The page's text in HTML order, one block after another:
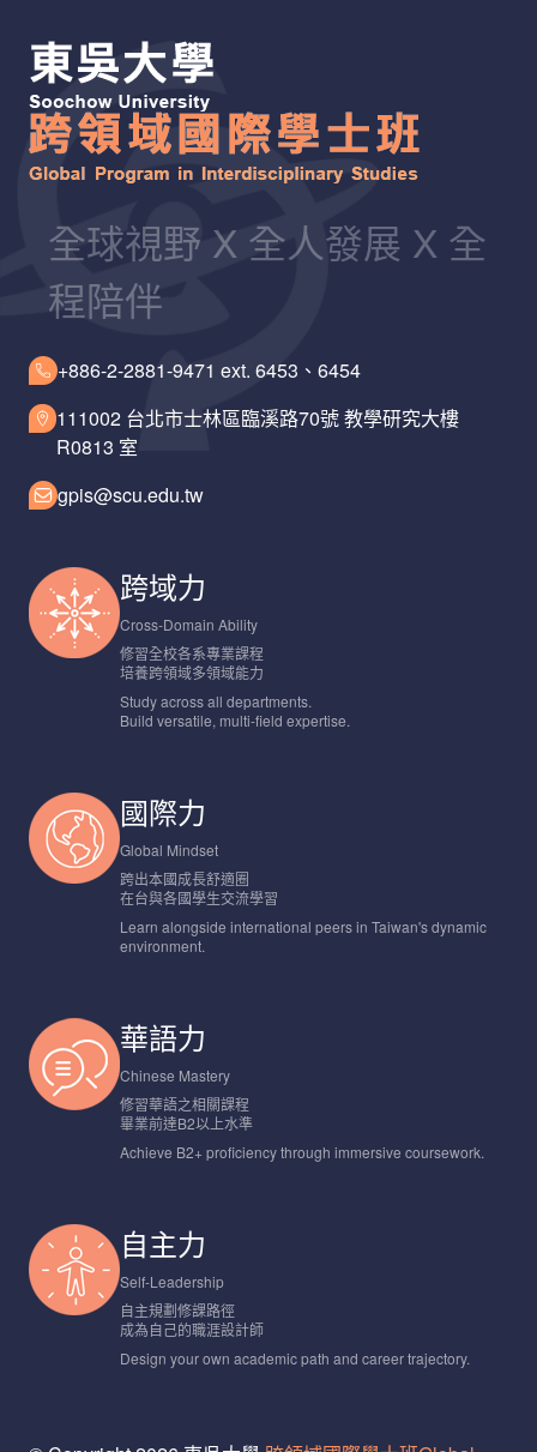
全球視野 X 全人發展 X 全
程陪伴
+886-2-2881-9471 ext. 6453、6454
111002 台北市士林區臨溪路70號 教學研究大樓
R0813 室
gpis@scu.edu.tw
跨域力
Cross-Domain Ability
修習全校各系專業課程
培養跨領域多領域能力
Study across all departments.
Build versatile, multi-field expertise.
國際力
Global Mindset
跨出本國成長舒適圈
在台與各國學生交流學習
Learn alongside international peers in Taiwan's dynamic
environment.
華語力
Chinese Mastery
修習華語之相關課程
畢業前達B2以上水準
Achieve B2+ proficiency through immersive coursework.
自主力
Self-Leadership
自主規劃修課路徑
成為自己的職涯設計師
Design your own academic path and career trajectory.